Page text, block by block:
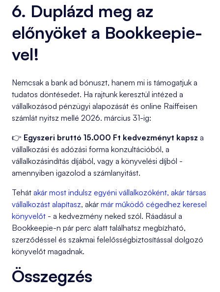
6. Duplázd meg az
előnyöket a Bookkeepie-
vel!
Nemcsak a bank ad bónuszt, hanem mi is támogatjuk a
tudatos döntésedet. Ha rajtunk keresztül intézed a
vállalkozásod pénzügyi alapozását és online Raiffeisen
számlát nyitsz mellé 2026. március 31-ig:
👉 Egyszeri bruttó 15.000 Ft kedvezményt kapsz a
vállalkozási és adózási forma konzultációból, a
vállalkozásindítás díjából, vagy a könyvelési díjból -
amennyiben igazolod a számlanyitást.
Tehát akár most indulsz egyéni vállalkozóként, akár társas
vállalkozást alapítasz, akár már működő cégedhez keresel
könyvelőt - a kedvezmény neked szól. Ráadásul a
Bookkeepie-n pár perc alatt találhatsz megbízható,
szerződéssel és szakmai felelősségbiztosítással dolgozó
könyvelőt magadnak.
Összegzés